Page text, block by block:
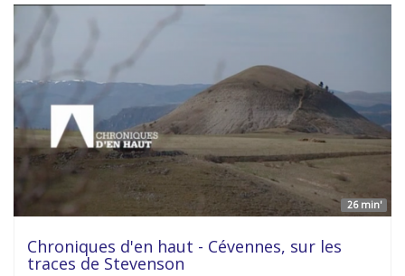
26 min'
Chroniques d'en haut - Cévennes, sur les
traces de Stevenson